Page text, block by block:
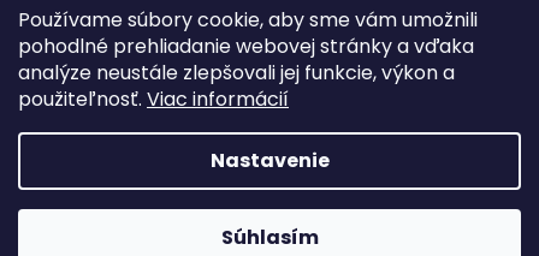
Používame súbory cookie, aby sme vám umožnili
pohodlné prehliadanie webovej stránky a vďaka
analýze neustále zlepšovali jej funkcie, výkon a
použiteľnosť. Viac informácií
Nastavenie
Súhlasím
PRIHLÁSIŤ SA
Copyright 2026Healthy planet. Všetky práva vyhradené.
Upraviť nastavenie cookiesNastavenie | Úprava | Custom
Netmedia s.r.o.